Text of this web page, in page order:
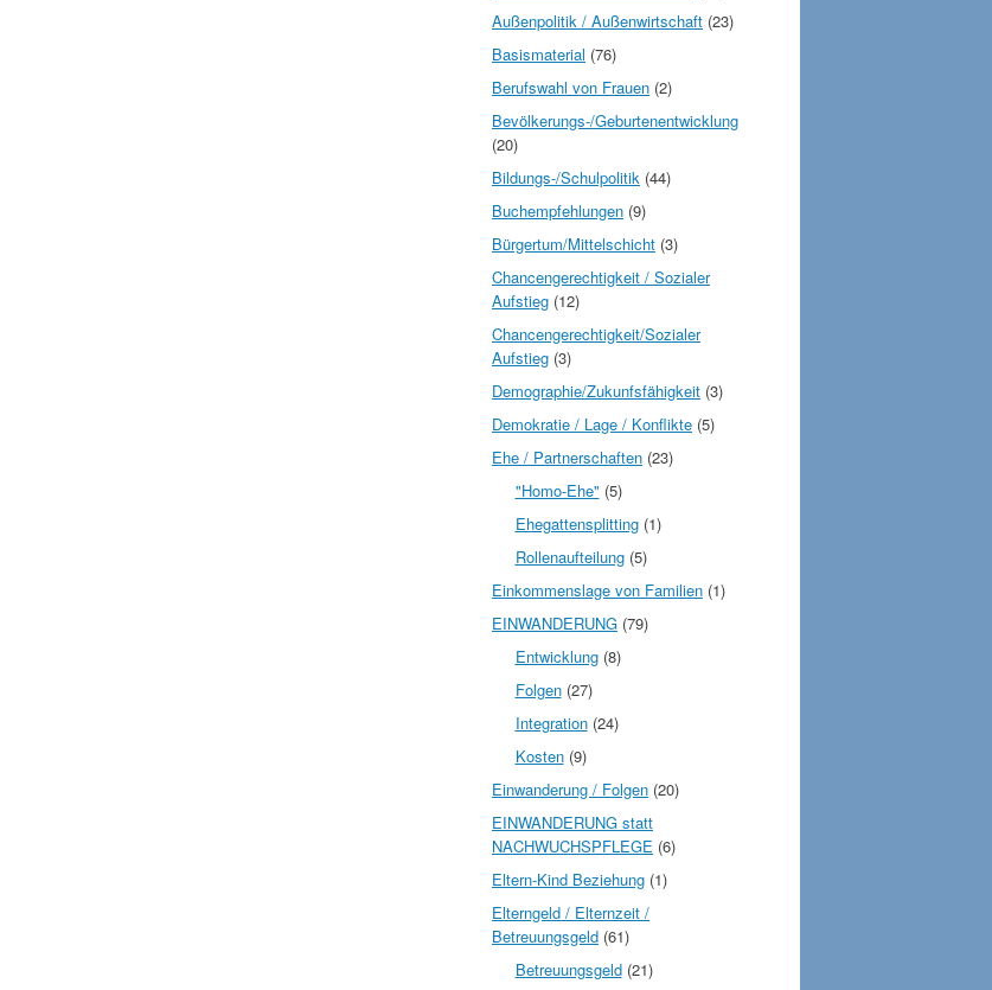
Außenpolitik / Außenwirtschaft (23)
Basismaterial (76)
Berufswahl von Frauen (2)
Bevölkerungs-/Geburtenentwicklung
(20)
Bildungs-/Schulpolitik (44)
Buchempfehlungen (9)
Bürgertum/Mittelschicht (3)
Chancengerechtigkeit / Sozialer
Aufstieg (12)
Chancengerechtigkeit/Sozialer
Aufstieg (3)
Demographie/Zukunfsfähigkeit (3)
Demokratie / Lage / Konflikte (5)
Ehe / Partnerschaften (23)
"Homo-Ehe" (5)
Ehegattensplitting(1)
Rollenaufteilung(5)
Einkommenslage von Familien (1)
EINWANDERUNG (79)
Entwicklung(8)
Folgen(27)
Integration(24)
Kosten(9)
Einwanderung / Folgen (20)
EINWANDERUNG statt
NACHWUCHSPFLEGE (6)
Eltern-Kind Beziehung (1)
Elterngeld / Elternzeit /
Betreuungsgeld (61)
Betreuungsgeld(21)